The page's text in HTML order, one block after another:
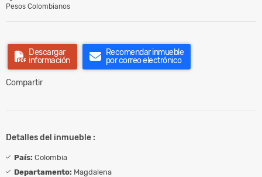
Pesos Colombianos
Descargar
información
Recomendar inmueble
por correo electrónico
Compartir
Detalles del inmueble :
País: Colombia
Departamento: Magdalena